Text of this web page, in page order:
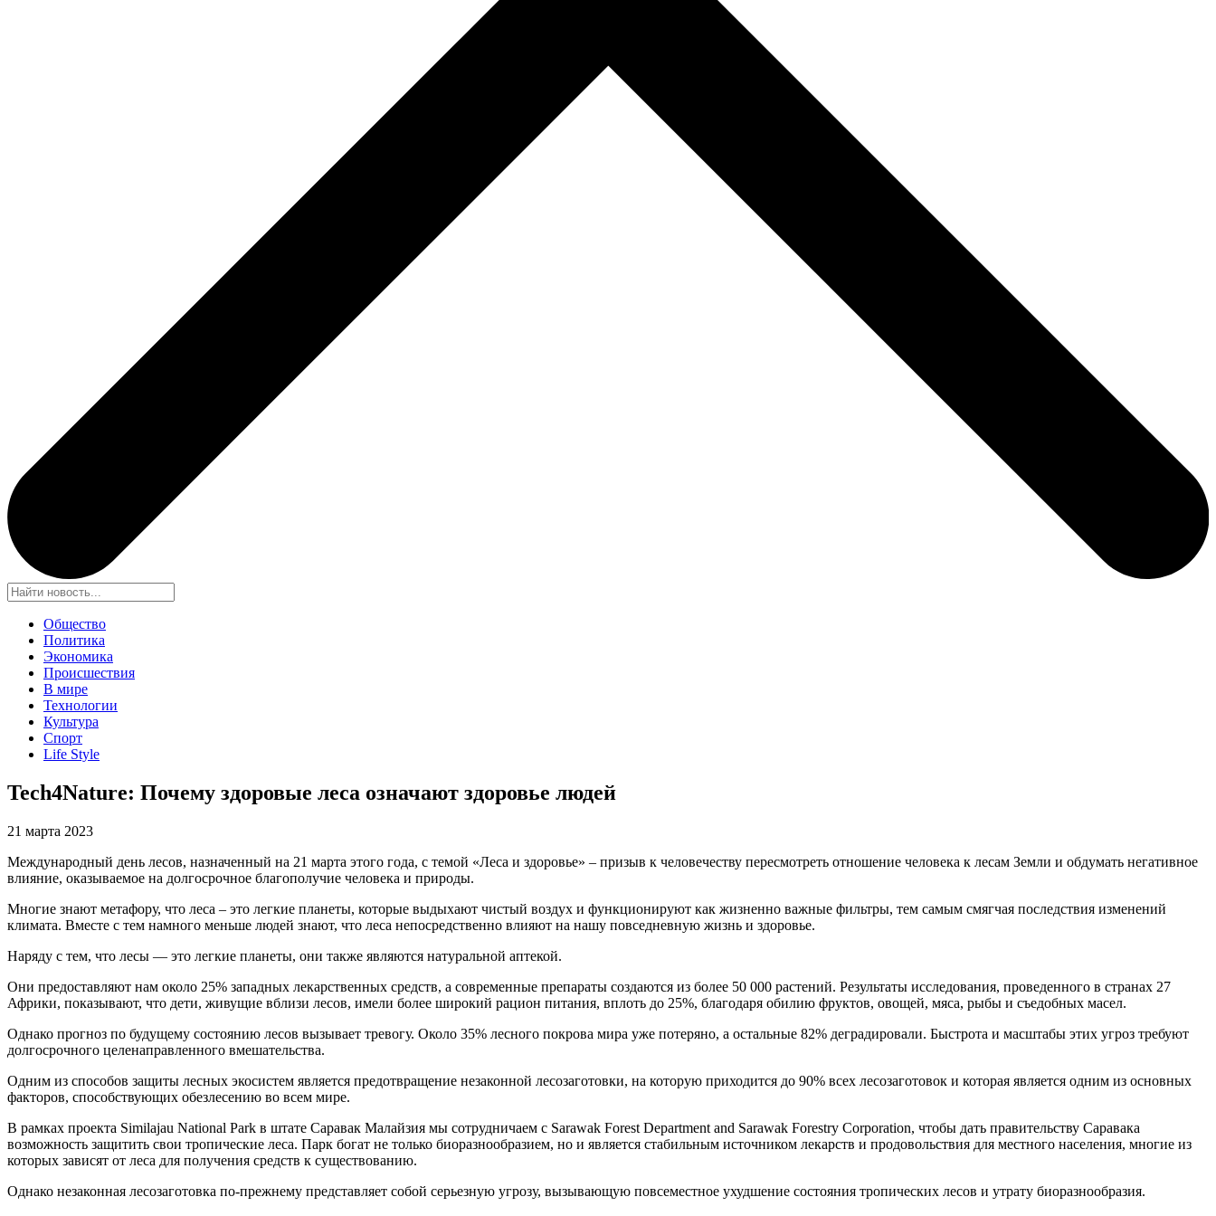
Общество
Политика
Экономика
Происшествия
В мире
Технологии
Культура
Спорт
Life Style
Tech4Nature: Почему здоровые леса означают здоровье людей
21 марта 2023
Международный день лесов, назначенный на 21 марта этого года, с темой «Леса и здоровье» – призыв к человечеству пересмотреть отношение человека к лесам Земли и обдумать негативное
влияние, оказываемое на долгосрочное благополучие человека и природы.
Многие знают метафору, что леса – это легкие планеты, которые выдыхают чистый воздух и функционируют как жизненно важные фильтры, тем самым смягчая последствия изменений
климата. Вместе с тем намного меньше людей знают, что леса непосредственно влияют на нашу повседневную жизнь и здоровье.
Наряду с тем, что лесы — это легкие планеты, они также являются натуральной аптекой.
Они предоставляют нам около 25% западных лекарственных средств, а современные препараты создаются из более 50 000 растений. Результаты исследования, проведенного в странах 27
Африки, показывают, что дети, живущие вблизи лесов, имели более широкий рацион питания, вплоть до 25%, благодаря обилию фруктов, овощей, мяса, рыбы и съедобных масел.
Однако прогноз по будущему состоянию лесов вызывает тревогу. Около 35% лесного покрова мира уже потеряно, а остальные 82% деградировали. Быстрота и масштабы этих угроз требуют
долгосрочного целенаправленного вмешательства.
Одним из способов защиты лесных экосистем является предотвращение незаконной лесозаготовки, на которую приходится до 90% всех лесозаготовок и которая является одним из основных
факторов, способствующих обезлесению во всем мире.
В рамках проекта Similajau National Park в штате Саравак Малайзия мы сотрудничаем с Sarawak Forest Department and Sarawak Forestry Corporation, чтобы дать правительству Саравака
возможность защитить свои тропические леса. Парк богат не только биоразнообразием, но и является стабильным источником лекарств и продовольствия для местного населения, многие из
которых зависят от леса для получения средств к существованию.
Однако незаконная лесозаготовка по-прежнему представляет собой серьезную угрозу, вызывающую повсеместное ухудшение состояния тропических лесов и утрату биоразнообразия.